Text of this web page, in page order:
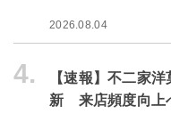
2026.08.04
4.
【速報】不二家
新 来店頻度向上